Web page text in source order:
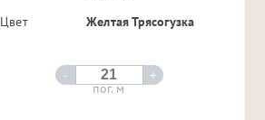
Цвет
Желтая Трясогузка
- +
пог. м